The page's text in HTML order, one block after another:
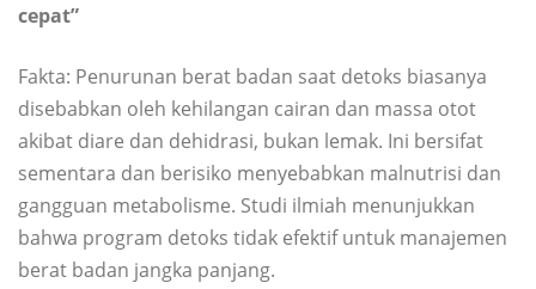
cepat”
Fakta: Penurunan berat badan saat detoks biasanya
disebabkan oleh kehilangan cairan dan massa otot
akibat diare dan dehidrasi, bukan lemak. Ini bersifat
sementara dan berisiko menyebabkan malnutrisi dan
gangguan metabolisme. Studi ilmiah menunjukkan
bahwa program detoks tidak efektif untuk manajemen
berat badan jangka panjang.